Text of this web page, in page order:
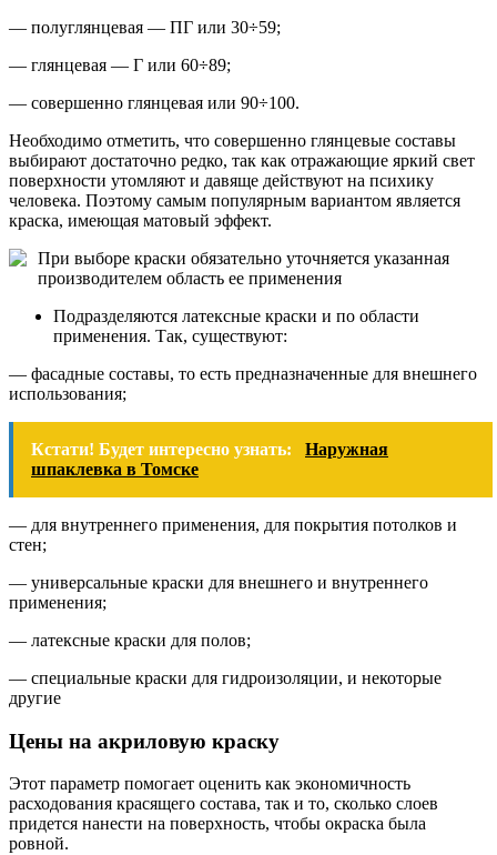
— полуглянцевая — ПГ или 30÷59;
— глянцевая — Г или 60÷89;
— совершенно глянцевая или 90÷100.
Необходимо отметить, что совершенно глянцевые составы
выбирают достаточно редко, так как отражающие яркий свет
поверхности утомляют и давяще действуют на психику
человека. Поэтому самым популярным вариантом является
краска, имеющая матовый эффект.
При выборе краски обязательно уточняется указанная
производителем область ее применения
Подразделяются латексные краски и по области
применения. Так, существуют:
— фасадные составы, то есть предназначенные для внешнего
использования;
Кстати! Будет интересно узнать:
Наружная
шпаклевка в Томске
— для внутреннего применения, для покрытия потолков и
стен;
— универсальные краски для внешнего и внутреннего
применения;
— латексные краски для полов;
— специальные краски для гидроизоляции, и некоторые
другие
Цены на акриловую краску
Этот параметр помогает оценить как экономичность
расходования красящего состава, так и то, сколько слоев
придется нанести на поверхность, чтобы окраска была
ровной.